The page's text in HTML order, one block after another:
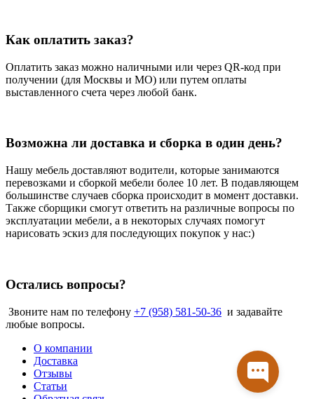
Как оплатить заказ?
Оплатить заказ можно наличными или через QR-код при
получении (для Москвы и МО) или путем оплаты
выставленного счета через любой банк.
Возможна ли доставка и сборка в один день?
Нашу мебель доставляют водители, которые занимаются
перевозками и сборкой мебели более 10 лет. В подавляющем
большинстве случаев сборка происходит в момент доставки.
Также сборщики смогут ответить на различные вопросы по
эксплуатации мебели, а в некоторых случаях помогут
нарисовать эскиз для последующих покупок у нас:)
Остались вопросы?
Звоните нам по телефону +7 (958) 581-50-36 и задавайте
любые вопросы.
О компании
Доставка
Отзывы
Статьи